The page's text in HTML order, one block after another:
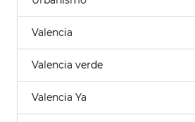
Valencia
Valencia verde
Valencia Ya